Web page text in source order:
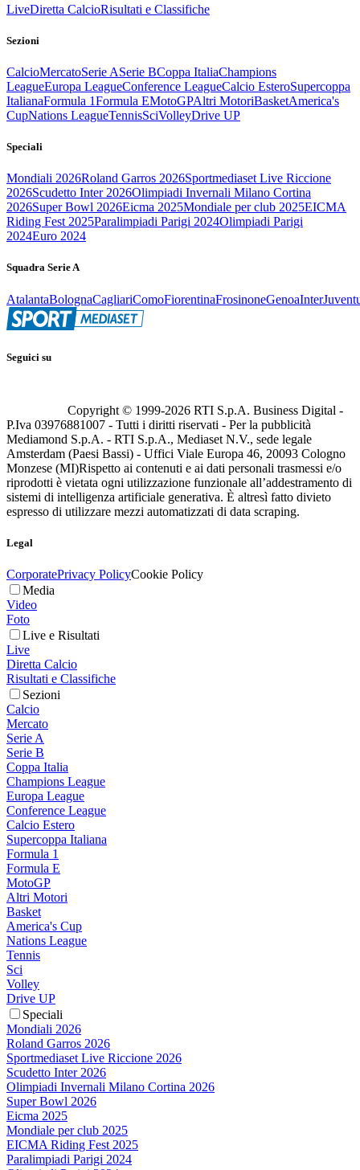
LiveDiretta CalcioRisultati e Classifiche
Sezioni
CalcioMercatoSerie ASerie BCoppa ItaliaChampions
LeagueEuropa LeagueConference LeagueCalcio EsteroSupercoppa
ItalianaFormula 1Formula EMotoGPAltri MotoriBasketAmerica's
CupNations LeagueTennisSciVolleyDrive UP
Speciali
Mondiali 2026Roland Garros 2026Sportmediaset Live Riccione
2026Scudetto Inter 2026Olimpiadi Invernali Milano Cortina
2026Super Bowl 2026Eicma 2025Mondiale per club 2025EICMA
Riding Fest 2025Paralimpiadi Parigi 2024Olimpiadi Parigi
2024Euro 2024
Squadra Serie A
AtalantaBolognaCagliariComoFiorentinaFrosinoneGenoaInter
Seguici su
Copyright © 1999-2026 RTI S.p.A. Business Digital -
P.Iva 03976881007 - Tutti i diritti riservati - Per la pubblicità
Mediamond S.p.A. - RTI S.p.A., Mediaset N.V., sede legale
Amsterdam (Paesi Bassi) - Uffici Viale Europa 46, 20093 Cologno
Monzese (MI)Rispetto ai contenuti e ai dati personali trasmessi e/o
riprodotti è vietata ogni utilizzazione funzionale all’addestramento di
sistemi di intelligenza artificiale generativa. È altresì fatto divieto
espresso di utilizzare mezzi automatizzati di data scraping.
Legal
CorporatePrivacy PolicyCookie Policy
Media
Video
Foto
Live e Risultati
Live
Diretta Calcio
Risultati e Classifiche
Sezioni
Calcio
Mercato
Serie A
Serie B
Coppa Italia
Champions League
Europa League
Conference League
Calcio Estero
Supercoppa Italiana
Formula 1
Formula E
MotoGP
Altri Motori
Basket
America's Cup
Nations League
Tennis
Sci
Volley
Drive UP
Speciali
Mondiali 2026
Roland Garros 2026
Sportmediaset Live Riccione 2026
Scudetto Inter 2026
Olimpiadi Invernali Milano Cortina 2026
Super Bowl 2026
Eicma 2025
Mondiale per club 2025
EICMA Riding Fest 2025
Paralimpiadi Parigi 2024